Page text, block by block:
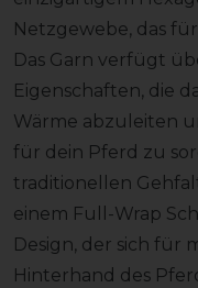
Netzgewebe, das
Das Garn verfügt
Eigenschaften, die
Wärme abzuleiten
für dein Pferd zu
traditionellen
einem Full-Wrap
Design, der sich für
Hinterhand des